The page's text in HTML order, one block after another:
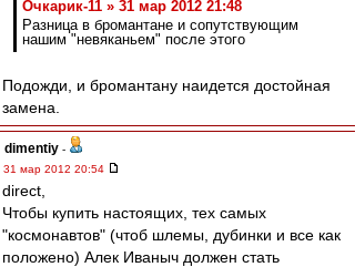
Очкарик-11 » 31 мар 2012 21:48
Разница в бромантане и сопутствующим
нашим "невяканьем" после этого
Подожди, и бромантану наидется достойная
замена.
dimentiy -
31 мар 2012 20:54
direct,
Чтобы купить настоящих, тех самых
"космонавтов" (чтоб шлемы, дубинки и все как
положено) Алек Иваныч должен стать